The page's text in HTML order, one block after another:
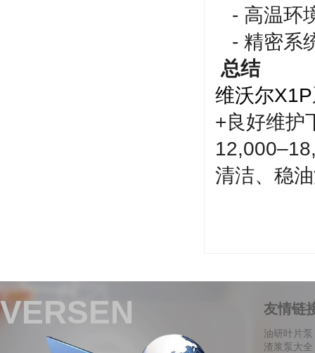
- 高温环
- 精密系
总结
维沃尔X1P
+良好维护
清洁、稳
VERSEN 友情链
油研叶片泵
渣浆泵大全